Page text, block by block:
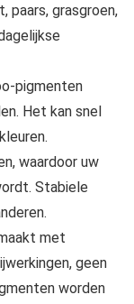
paars, grasgroen,
pigmenten
Het kan snel
waardoor uw
Stabiele
met
geen
worden